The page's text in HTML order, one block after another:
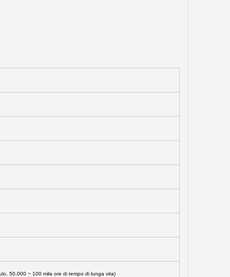
50.000 ~ 100 mila ore di tempo di lunga vita)